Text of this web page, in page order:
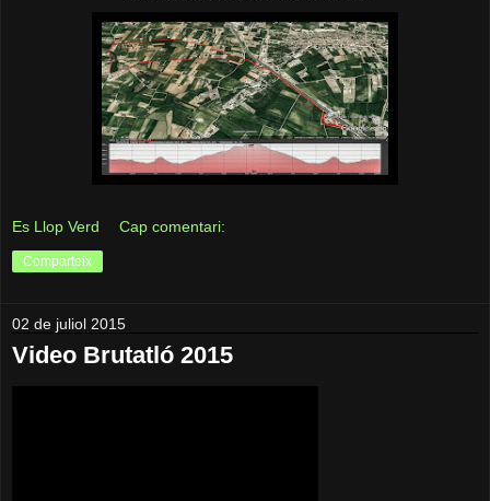
Es Llop Verd Cap comentari:
Comparteix
02 de juliol 2015
Video Brutatló 2015